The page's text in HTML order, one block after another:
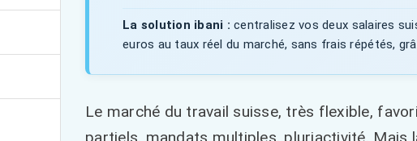
La solution ibani : centralisez vos deux salaires
euros au taux réel du marché, sans frais répétés,
Le marché du travail suisse, très flexible,